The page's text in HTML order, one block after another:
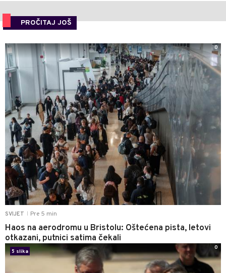
PROČITAJ JOŠ
SVIJET Pre 5 min
Haos na aerodromu u Bristolu: Oštećena pista, letovi
otkazani, putnici satima čekali
0
5 slika
0